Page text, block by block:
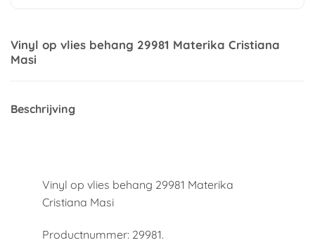
Vinyl op vlies behang 29981 Materika Cristiana
Masi
Beschrijving
Vinyl op vlies behang 29981 Materika
Cristiana Masi
Productnummer: 29981.